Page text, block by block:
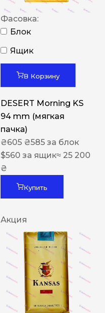
Фасовка:
Блок
Ящик
В Корзину
DESERT Morning KS
94 mm (мягкая
пачка)
₴605 ₴585 за блок
$560 за ящик≈ 25 200
₴
Купить
Акция